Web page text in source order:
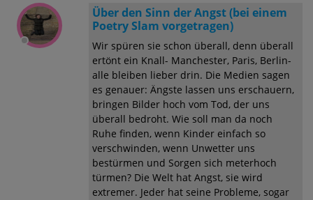
Über den Sinn der Angst (bei einem
Poetry Slam vorgetragen)
Wir spüren sie schon überall, denn überall
ertönt ein Knall- Manchester, Paris, Berlin-
alle bleiben lieber drin. Die Medien sagen
es genauer: Ängste lassen uns erschauern,
bringen Bilder hoch vom Tod, der uns
überall bedroht. Wie soll man da noch
Ruhe finden, wenn Kinder einfach so
verschwinden, wenn Unwetter uns
bestürmen und Sorgen sich meterhoch
türmen? Die Welt hat Angst, sie wird
extremer. Jeder hat seine Probleme, sogar